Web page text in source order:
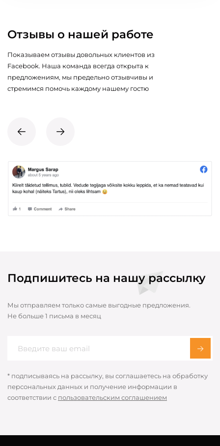
Отзывы о нашей работе
Показываем отзывы довольных клиентов из
Facebook. Наша команда всегда открыта к
предложениям, мы предельно отзывчивы и
стремимся помочь каждому нашему гостю
Подпишитесь на нашу рассылку
Мы отправляем только самые выгодные предложения.
Не больше 1 письма в месяц
* подписываясь на рассылку, вы соглашаетесь на обработку
персональных данных и получение информации в
соответствии с пользовательским соглашением